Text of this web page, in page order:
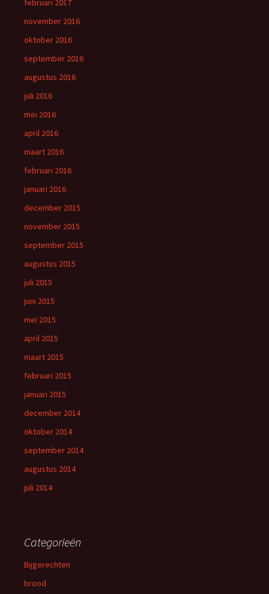
februari 2017
november 2016
oktober 2016
september 2016
augustus 2016
juli 2016
mei 2016
april 2016
maart 2016
februari 2016
januari 2016
december 2015
november 2015
september 2015
augustus 2015
juli 2015
juni 2015
mei 2015
april 2015
maart 2015
februari 2015
januari 2015
december 2014
oktober 2014
september 2014
augustus 2014
juli 2014
Categorieën
Bijgerechten
brood